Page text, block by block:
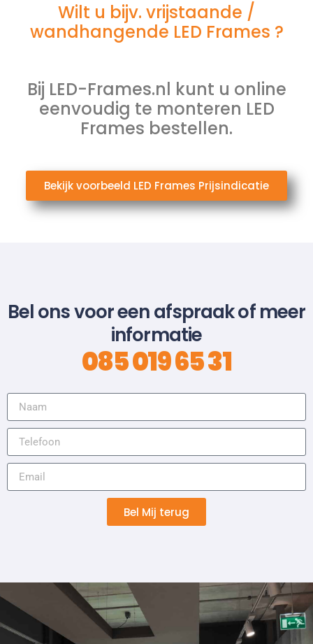
Wilt u bijv. vrijstaande /
wandhangende LED Frames ?
Bij LED-Frames.nl kunt u online
eenvoudig te monteren LED
Frames bestellen.
Bekijk voorbeeld LED Frames Prijsindicatie
Bel ons voor een afspraak of meer
informatie
085 019 65 31
Bel Mij terug